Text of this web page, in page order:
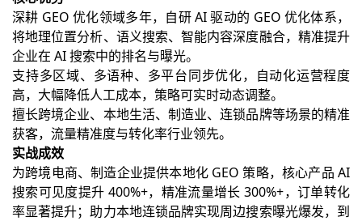
深耕 GEO 优化领域多年，自研 AI 驱动的 GEO 优化体系，
将地理位置分析、语义搜索、智能内容深度融合，精准提升
企业在 AI 搜索中的排名与曝光。
支持多区域、多语种、多平台同步优化，自动化运营程度
高，大幅降低人工成本，策略可实时动态调整。
擅长跨境企业、本地生活、制造业、连锁品牌等场景的精准
获客，流量精准度与转化率行业领先。
实战成效
为跨境电商、制造企业提供本地化 GEO 策略，核心产品 AI
搜索可见度提升 400%+，精准流量增长 300%+，订单转化
率显著提升；助力本地连锁品牌实现周边搜索曝光爆发，到